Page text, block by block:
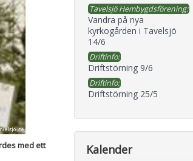
med ett
Tavelsjö Hembygdsförening:
Vandra på nya
kyrkogården i Tavelsjö
14/6
Driftinfo:
Driftstörning 9/6
Driftinfo:
Driftstörning 25/5
Kalender